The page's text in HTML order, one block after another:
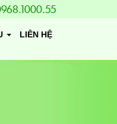
LIÊN HỆ